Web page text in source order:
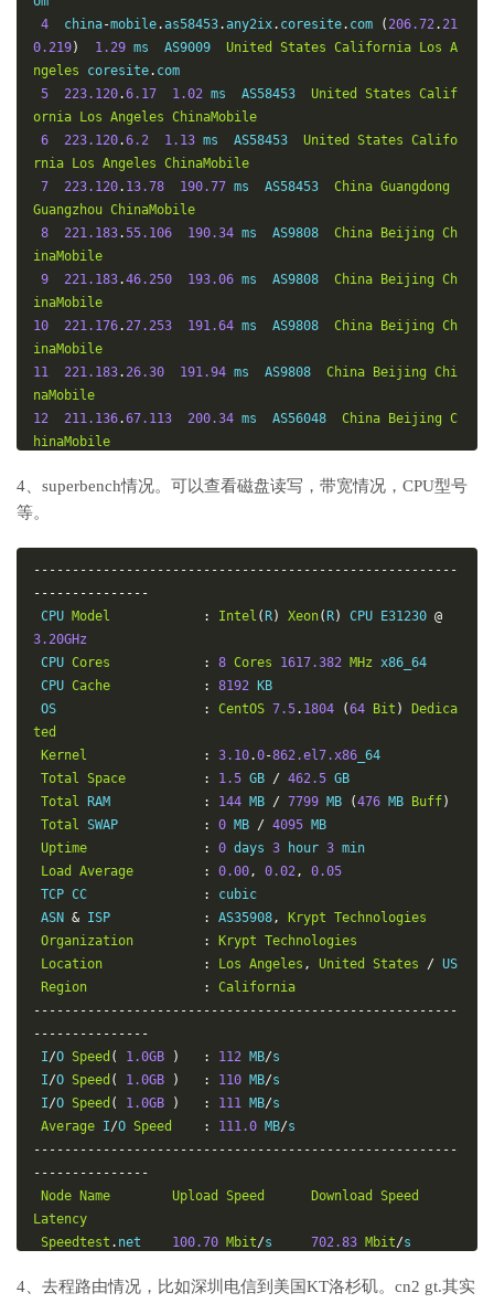
4
  china
-mobile.as58453.any2ix. coresite. com (206.72.21
0.219) 1.29 ms  AS9009 United States California Los A
ngeles coresite. com
5
223.120.6.17 1.02 ms  AS58453 United States Calif
ornia
Los Angeles ChinaMobile
6
223.120.6.2 1.13 ms  AS58453 United States Califo
rnia
Los Angeles ChinaMobile
7
223.120. 13.78 190.77 ms  AS58453 China Guangdong
Guangzhou ChinaMobile
8
221.183.55.106 190.34 ms  AS9808 China Beijing Ch
inaMobile
9
221.183.46.250 193.06 ms  AS9808 China Beijing Ch
inaMobile
10
221.176.27.253 191.64 ms  AS9808 China Beijing Ch
inaMobile
11
221.183.26.30 191.94 ms  AS9808 China Beijing Chi
naMobile
12
211.136.67.113 200.34 ms  AS56048 China Beijing C
hinaMobile
14
211.136.63.66 194.68 ms  AS56048 China Beijing Ch
Beijing
4、superbench情况。可以查看磁盘读写，带宽情况，CPU型号
等。
-------------------------------------------------------
---------------
CPU Model : Intel ( R) Xeon( R) CPU E31230 @
3.20GHz
CPU Cores : 8 Cores 1617.382 MHz x86_64
CPU Cache : 8192 KB
OS
: CentOS 7.5. 1804 (64 Bit )
Dedica
ted
Kernel
: 3.10.0-862.el7.x86 _64
Total Space : 1.5 GB / 462.5 GB
Total RAM : 144 MB / 7799 MB (476 MB Buff)
Total SWAP : 0 MB / 4095 MB
Uptime
: 0 days 3 hour 3 min
Load
Average : 0.00, 0.02,
0.05
TCP CC
:
cubic
ASN & ISP : AS35908, Krypt Technologies
Organization
: Krypt Technologies
Location
: Los Angeles , United States / US
Region
:
California
-------------------------------------------------------
---------------
I/O Speed ( 1.0GB ) : 112 MB/s
I/O Speed ( 1.0GB ) : 110 MB/s
I/O Speed ( 1.0GB ) : 111 MB/s
Average I/O Speed : 111.0 MB/
-------------------------------------------------------
---------------
Node
Name Upload Speed Download
Speed
Latency
Speedtest . net 100.70 Mbit/s 702.83 Mbit/
Fast.com 0.00 Mbit/s ", Mbit/s
4、去程路由情况，比如深圳电信到美国KT洛杉矶。cn2 gt.其实